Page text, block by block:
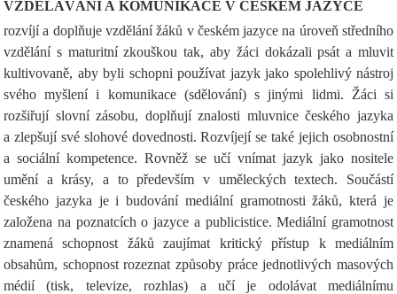
VZDĚLÁVÁNÍ A KOMUNIKACE V ČESKÉM JAZYCE
rozvíjí a doplňuje vzdělání žáků v českém jazyce na úroveň středního
vzdělání s maturitní zkouškou tak, aby žáci dokázali psát a mluvit
kultivovaně, aby byli schopni používat jazyk jako spolehlivý nástroj
svého myšlení i komunikace (sdělování) s jinými lidmi. Žáci si
rozšiřují slovní zásobu, doplňují znalosti mluvnice českého jazyka
a zlepšují své slohové dovednosti. Rozvíjejí se také jejich osobnostní
a sociální kompetence. Rovněž se učí vnímat jazyk jako nositele
umění a krásy, a to především v uměleckých textech. Součástí
českého jazyka je i budování mediální gramotnosti žáků, která je
založena na poznatcích o jazyce a publicistice. Mediální gramotnost
znamená schopnost žáků zaujímat kritický přístup k mediálním
obsahům, schopnost rozeznat způsoby práce jednotlivých masových
médií (tisk, televize, rozhlas) a učí je odolávat mediálnímu